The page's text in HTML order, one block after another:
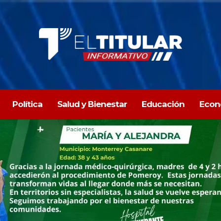
Política Salud y Bienestar Educación